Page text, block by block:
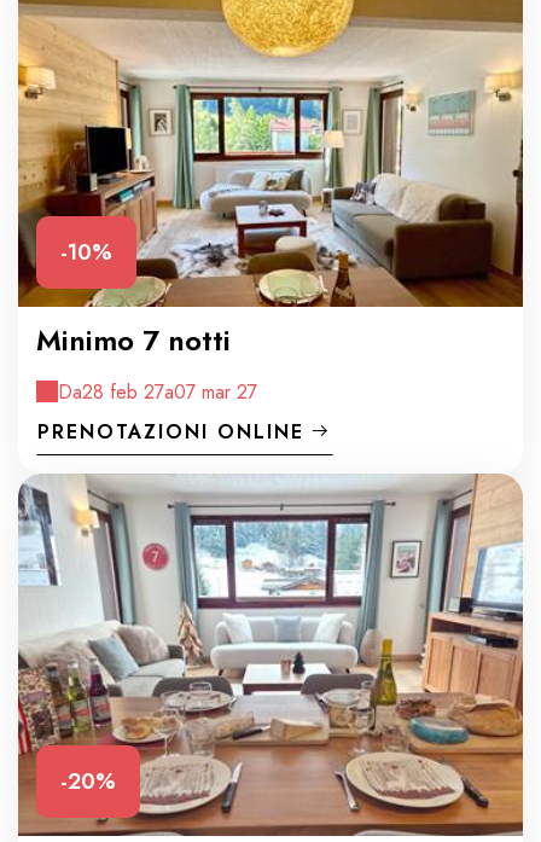
-10%
Minimo 7 notti
Da28 feb 27a07 mar 27
PRENOTAZIONI ONLINE
-20%